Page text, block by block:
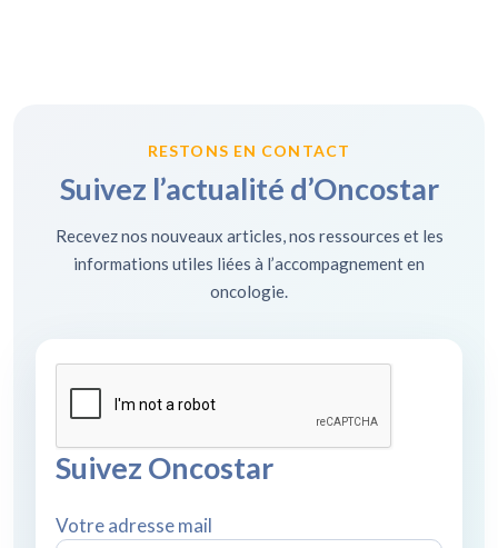
RESTONS EN CONTACT
Suivez l’actualité d’Oncostar
Recevez nos nouveaux articles, nos ressources et les
informations utiles liées à l’accompagnement en
oncologie.
Suivez Oncostar
Votre adresse mail